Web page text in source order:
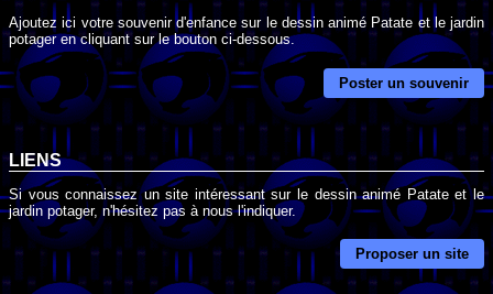
Ajoutez ici votre souvenir d'enfance sur le dessin animé Patate et le jardin
potager en cliquant sur le bouton ci-dessous.
Poster un souvenir
LIENS
Si vous connaissez un site intéressant sur le dessin animé Patate et le
jardin potager, n'hésitez pas à nous l'indiquer.
Proposer un site